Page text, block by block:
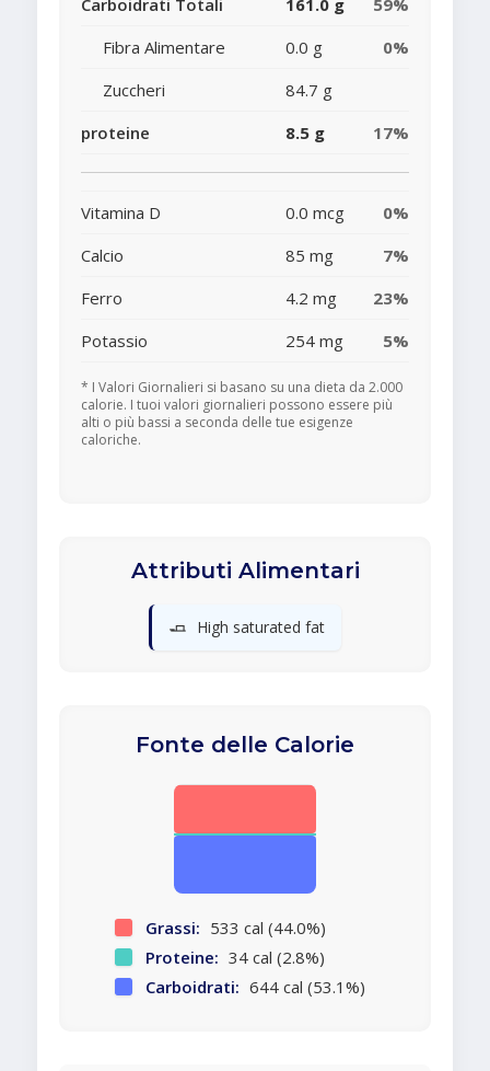
Carboidrati Totali 161.0 g
59%
Fibra Alimentare
0.0 g
0%
Zuccheri
84.7 g
proteine
8.5 g 17%
Vitamina D 0.0 mcg
0%
Calcio
85 mg
7%
Ferro
4.2 mg
23%
Potassio
254 mg 5%
* I Valori Giornalieri si basano su una dieta da 2.000
calorie. I tuoi valori giornalieri possono essere più
alti o più bassi a seconda delle tue esigenze
caloriche.
Attributi Alimentari
🧈 High saturated fat
Fonte delle Calorie
Grassi: 533 cal (44.0%)
Proteine: 34 cal (2.8%)
Carboidrati: 644 cal (53.1%)